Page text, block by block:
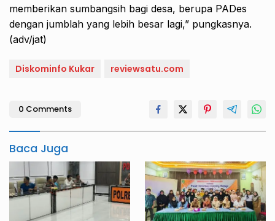
memberikan sumbangsih bagi desa, berupa PADes
dengan jumblah yang lebih besar lagi,” pungkasnya.
(adv/jat)
Diskominfo Kukar reviewsatu.com
0 Comments
Baca Juga